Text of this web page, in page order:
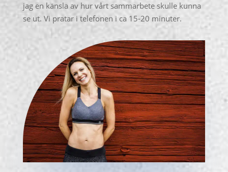
jag en känsla av hur vårt sammarbete skulle kunna
se ut. Vi pratar i telefonen i ca 15-20 minuter.